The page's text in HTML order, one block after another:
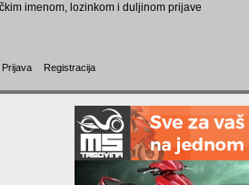
imenom, lozinkom i duljinom prijave
Prijava Registracija